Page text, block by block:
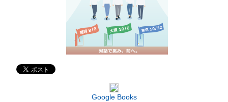
Google Books